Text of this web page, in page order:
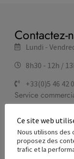
Contactez-
Lundi -
8h30 - 12h /
+33(0)5 46 42
Service
À propos
Ce site web
Nous utilisons des
proposez des
trafic et la